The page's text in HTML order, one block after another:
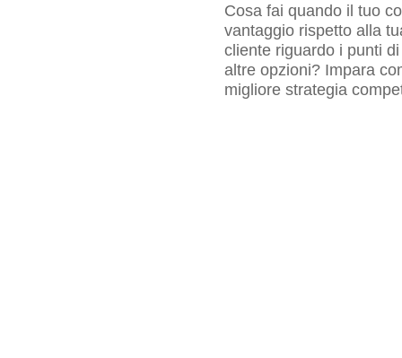
Cosa fai quando il tuo
vantaggio rispetto alla
cliente riguardo i punti
altre opzioni? Impara
migliore strategia